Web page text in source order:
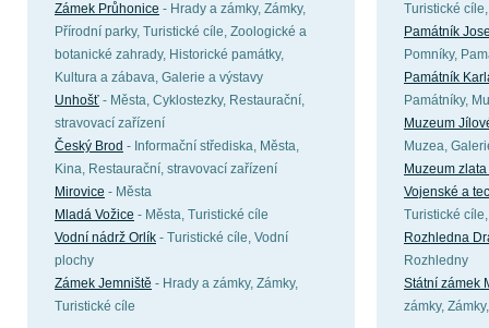
Zámek Průhonice - Hrady a zámky, Zámky,
Přírodní parky, Turistické cíle, Zoologické a
botanické zahrady, Historické památky,
Kultura a zábava, Galerie a výstavy
Unhošť - Města, Cyklostezky, Restaurační,
stravovací zařízení
Český Brod - Informační střediska, Města,
Kina, Restaurační, stravovací zařízení
Mirovice - Města
Mladá Vožice - Města, Turistické cíle
Vodní nádrž Orlík - Turistické cíle, Vodní
plochy
Zámek Jemniště - Hrady a zámky, Zámky,
Turistické cíle
Turistické
Památník
Pomníky,
Památník
Památníky,
Muzeum
Muzea,
Muzeum
Vojenské a
Turistické
Rozhledna
Rozhledny
Státní zámek
zámky,